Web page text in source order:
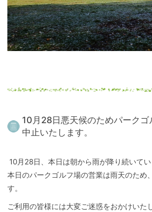
10月28日悪天候のためパークゴ
中止いたします。
10月28日、本日は朝から雨が降り続いてい
本日のパークゴルフ場の営業は雨天のため
す。
ご利用の皆様には大変ご迷惑をおかけいた